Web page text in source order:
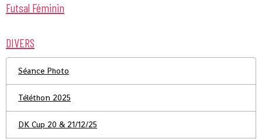
Futsal Féminin
DIVERS
Séance Photo
Téléthon 2025
DK Cup 20 & 21/12/25